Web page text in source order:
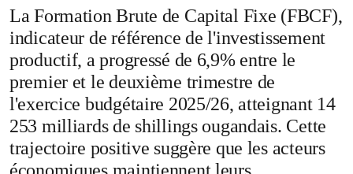
La Formation Brute de Capital Fixe (FBCF),
indicateur de référence de l'investissement
productif, a progressé de 6,9% entre le
premier et le deuxième trimestre de
l'exercice budgétaire 2025/26, atteignant 14
253 milliards de shillings ougandais. Cette
trajectoire positive suggère que les acteurs